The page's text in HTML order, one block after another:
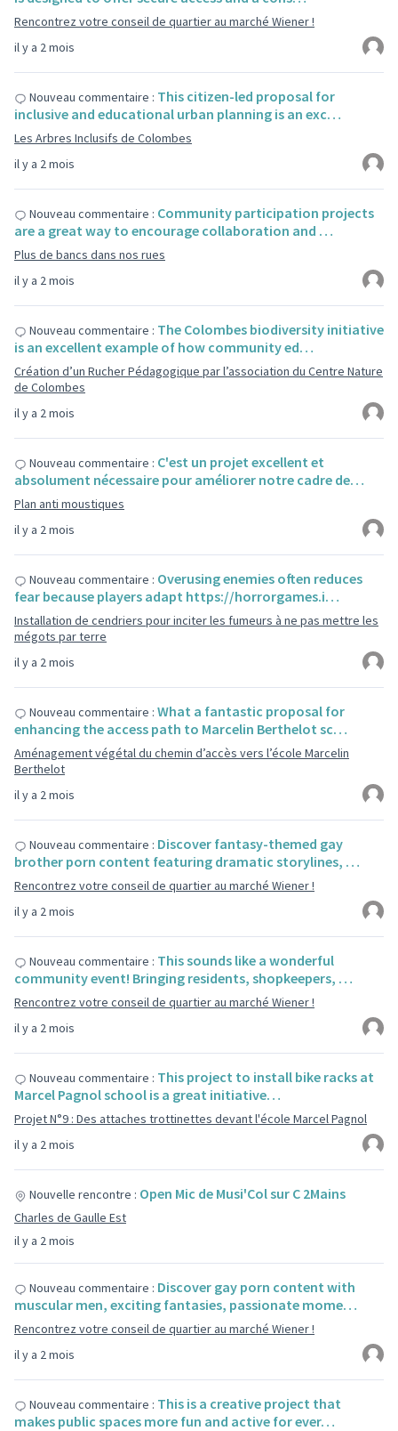
il y a 2 mois
Rencontrez votre conseil de quartier au marché Wiener !
il y a 2 mois
Nouveau commentaire : This citizen-led proposal for
inclusive and educational urban planning is an exc…
Les Arbres Inclusifs de Colombes
il y a 2 mois
Nouveau commentaire : Community participation projects
are a great way to encourage collaboration and …
Plus de bancs dans nos rues
il y a 2 mois
Nouveau commentaire : The Colombes biodiversity initiative
is an excellent example of how community ed…
Création d’un Rucher Pédagogique par l’association du Centre Nature
de Colombes
il y a 2 mois
Nouveau commentaire : C'est un projet excellent et
absolument nécessaire pour améliorer notre cadre de…
Plan anti moustiques
il y a 2 mois
Nouveau commentaire : Overusing enemies often reduces
fear because players adapt https://horrorgames.i…
Installation de cendriers pour inciter les fumeurs à ne pas mettre les
mégots par terre
il y a 2 mois
Nouveau commentaire : What a fantastic proposal for
enhancing the access path to Marcelin Berthelot sc…
Aménagement végétal du chemin d’accès vers l’école Marcelin
Berthelot
il y a 2 mois
Nouveau commentaire : Discover fantasy-themed gay
brother porn content featuring dramatic storylines, …
Rencontrez votre conseil de quartier au marché Wiener !
il y a 2 mois
Nouveau commentaire : This sounds like a wonderful
community event! Bringing residents, shopkeepers, …
Rencontrez votre conseil de quartier au marché Wiener !
il y a 2 mois
Nouveau commentaire : This project to install bike racks at
Marcel Pagnol school is a great initiative…
Projet N°9 : Des attaches trottinettes devant l'école Marcel Pagnol
il y a 2 mois
Nouvelle rencontre : Open Mic de Musi'Col sur C 2Mains
Charles de Gaulle Est
il y a 2 mois
Nouveau commentaire : Discover gay porn content with
muscular men, exciting fantasies, passionate mome…
Rencontrez votre conseil de quartier au marché Wiener !
Nouveau commentaire : This is a creative project that
makes public spaces more fun and active for ever…